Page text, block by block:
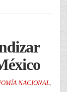
NACIONAL,